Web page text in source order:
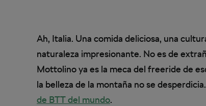
Ah, Italia. Una comida deliciosa, una
naturaleza impresionante. No es de
Mottolino ya es la meca del freeride de
la belleza de la montaña no se
de BTT del mundo.